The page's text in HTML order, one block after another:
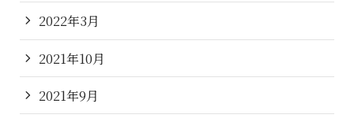
2022年3月
2021年10月
2021年9月